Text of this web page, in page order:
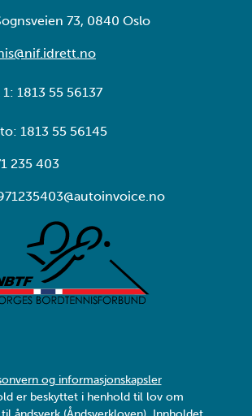
73, 0840 Oslo
1813 55 56137
1813 55 56145
235 403
og informasjonskapsler
er beskyttet i henhold til lov om